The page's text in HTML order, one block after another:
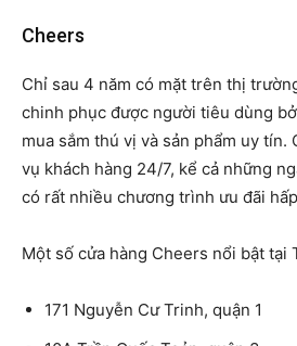
Cheers
Chỉ sau 4 năm có mặt trên thị
chinh phục được người tiêu dùng
mua sắm thú vị và sản phẩm uy tín.
vụ khách hàng 24/7, kể cả những
có rất nhiều chương trình ưu đãi
Một số cửa hàng Cheers nổi bật tại
171 Nguyễn Cư Trinh, quận 1